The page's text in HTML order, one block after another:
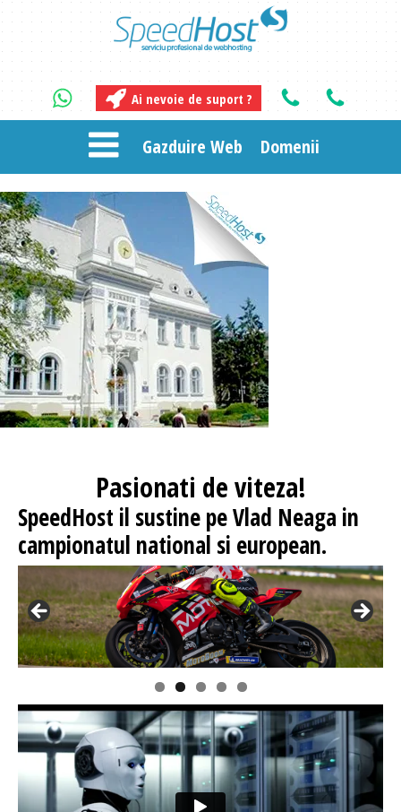
Ai nevoie de suport ?
Gazduire Web Domenii
Pasionati de viteza!
SpeedHost il sustine pe Vlad Neaga in
campionatul national si european.